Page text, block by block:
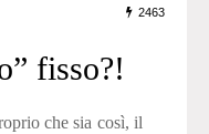
2463
fisso?!
che sia così, il